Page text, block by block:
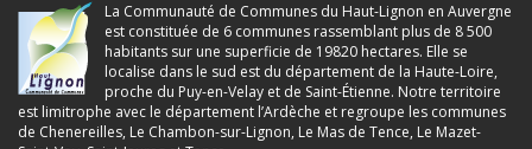
La Communauté de Communes du Haut-Lignon en Auvergne
est constituée de 6 communes rassemblant plus de 8 500
habitants sur une superficie de 19820 hectares. Elle se
localise dans le sud est du département de la Haute-Loire,
proche du Puy-en-Velay et de Saint-Étienne. Notre territoire
est limitrophe avec le département l’Ardèche et regroupe les communes
de Chenereilles, Le Chambon-sur-Lignon, Le Mas de Tence, Le Mazet-